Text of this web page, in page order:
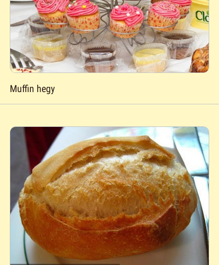
Muffin hegy